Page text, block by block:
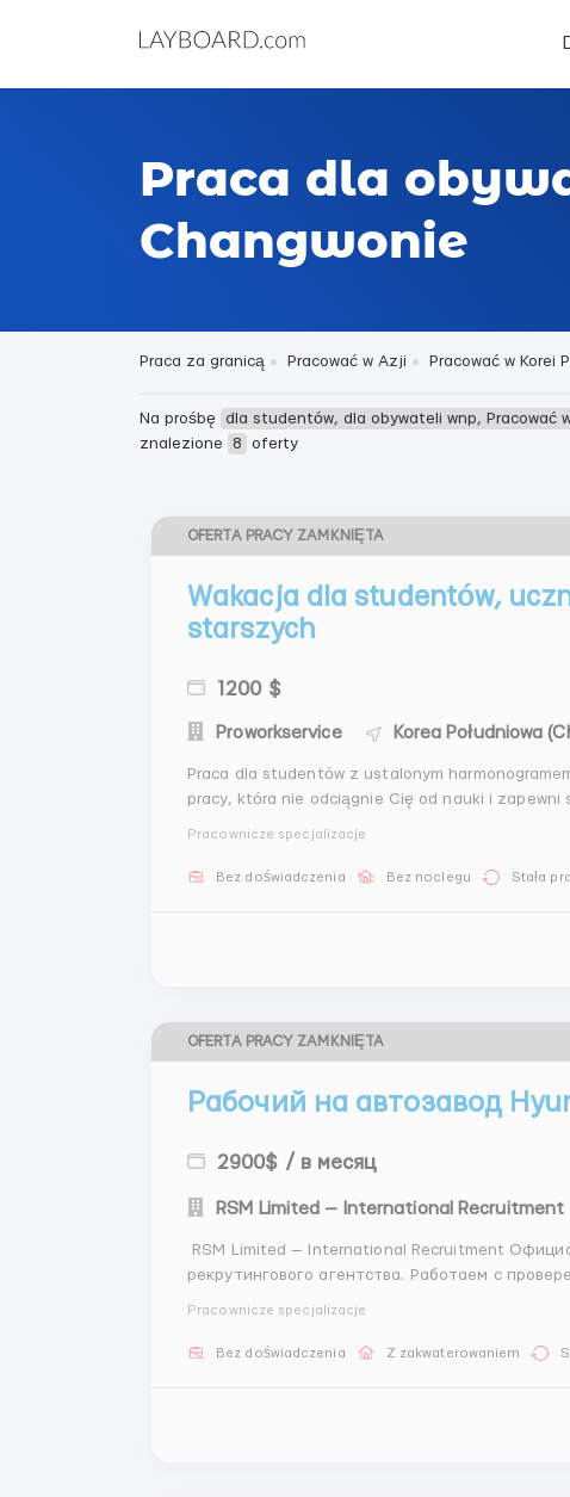
Praca dla
Changwonie
Praca za granicą Pracować w Azji Pracować w Korei
Na prośbę dla studentów, dla obywateli wnp, Pracować
znalezione
8 oferty
OFERTA PRACY ZAMKNIĘTA
Wakacja dla studentów,
starszych
1200 $
Proworkservice Korea Południowa
Praca dla studentów z ustalonym
pracy, która nie odciągnie Cię od nauki i
Pracownicze specjalizacje
Bez doświadczenia Bez noclegu Stała
OFERTA PRACY ZAMKNIĘTA
Рабочий на автозавод
2900$ / в месяц
RSM Limited — International Recruitment
RSM Limited — International Recruitment Официальная публикация вакансии от международного
рекрутингового агентства. Работаем с
Pracownicze specjalizacje
Bez doświadczenia Z zakwaterowaniem